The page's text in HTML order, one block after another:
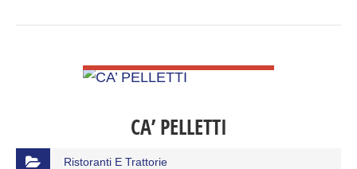
CA’ PELLETTI
Ristoranti E Trattorie